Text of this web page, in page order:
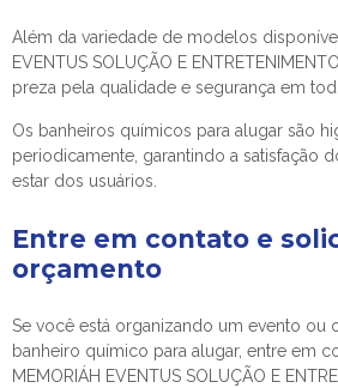
Além da variedade de modelos
EVENTUS SOLUÇÃO E
preza pela qualidade e segurança em
Os banheiros químicos para alugar são
periodicamente, garantindo a satisfação
estar dos usuários.
Entre em contato e
orçamento
Se você está organizando um evento ou
banheiro químico para alugar, entre em
MEMORIÁH EVENTUS SOLUÇÃO E